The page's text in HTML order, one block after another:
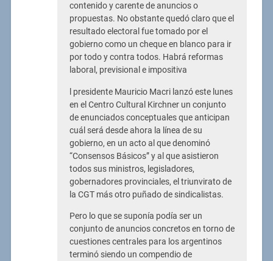
contenido y carente de anuncios o
propuestas. No obstante quedó claro que el
resultado electoral fue tomado por el
gobierno como un cheque en blanco para ir
por todo y contra todos. Habrá reformas
laboral, previsional e impositiva
l presidente Mauricio Macri lanzó este lunes
en el Centro Cultural Kirchner un conjunto
de enunciados conceptuales que anticipan
cuál será desde ahora la línea de su
gobierno, en un acto al que denominó
“Consensos Básicos” y al que asistieron
todos sus ministros, legisladores,
gobernadores provinciales, el triunvirato de
la CGT más otro puñado de sindicalistas.
Pero lo que se suponía podía ser un
conjunto de anuncios concretos en torno de
cuestiones centrales para los argentinos
terminó siendo un compendio de